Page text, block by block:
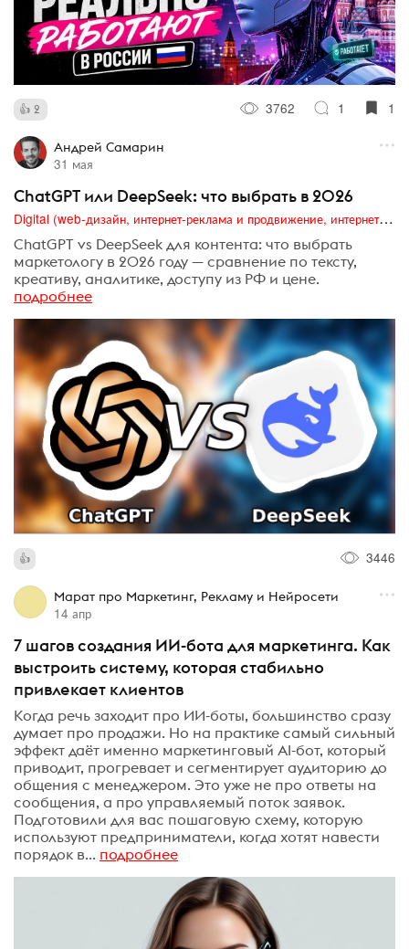
2 3762 1 1
Андрей Самарин
31 мая
ChatGPT или DeepSeek: что выбрать в 2026
Digital (web-дизайн, интернет-реклама и продвижение, интернет-сообщества и блоги, интернет-коммуникации, мобильный маркетинг, реклама на цифровых экранах)
ChatGPT vs DeepSeek для контента: что выбрать
маркетологу в 2026 году — сравнение по тексту,
креативу, аналитике, доступу из РФ и цене.
подробнее
3446
Марат про Маркетинг, Рекламу и Нейросети
14 апр
7 шагов создания ИИ-бота для маркетинга. Как
выстроить систему, которая стабильно
привлекает клиентов
Когда речь заходит про ИИ-боты, большинство сразу
думает про продажи. Но на практике самый сильный
эффект даёт именно маркетинговый AI-бот, который
приводит, прогревает и сегментирует аудиторию до
общения с менеджером. Это уже не про ответы на
сообщения, а про управляемый поток заявок.
Подготовили для вас пошаговую схему, которую
используют предприниматели, когда хотят навести
порядок в... подробнее